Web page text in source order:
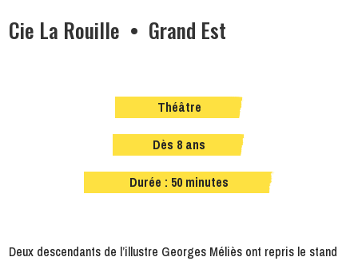
Cie La Rouille • Grand Est
Théâtre
Dès 8 ans
Durée : 50 minutes
Deux descendants de l’illustre Georges Méliès ont repris le stand